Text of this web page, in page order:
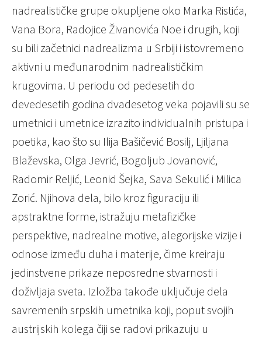
nadrealističke grupe okupljene oko Marka Ristića,
Vana Bora, Radojice Živanovića Noe i drugih, koji
su bili začetnici nadrealizma u Srbiji i istovremeno
aktivni u međunarodnim nadrealističkim
krugovima. U periodu od pedesetih do
devedesetih godina dvadesetog veka pojavili su se
umetnici i umetnice izrazito individualnih pristupa i
poetika, kao što su Ilija Bašičević Bosilj, Ljiljana
Blaževska, Olga Jevrić, Bogoljub Jovanović,
Radomir Reljić, Leonid Šejka, Sava Sekulić i Milica
Zorić. Njihova dela, bilo kroz figuraciju ili
apstraktne forme, istražuju metafizičke
perspektive, nadrealne motive, alegorijske vizije i
odnose između duha i materije, čime kreiraju
jedinstvene prikaze neposredne stvarnosti i
doživljaja sveta. Izložba takođe uključuje dela
savremenih srpskih umetnika koji, poput svojih
austrijskih kolega čiji se radovi prikazuju u